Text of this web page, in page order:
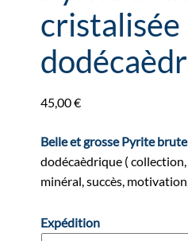
cristalisée
45,00€
Belle et grosse Pyrite
dodécaèdrique (
minéral, succès,
Expédition